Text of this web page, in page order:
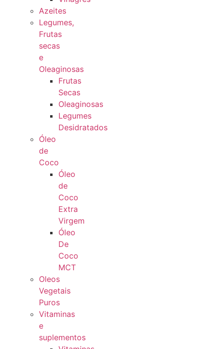
Azeites
Legumes,
Frutas
secas
e
Oleaginosas
Frutas
Secas
Oleaginosas
Legumes
Desidratados
Óleo
de
Coco
Óleo
de
Coco
Extra
Virgem
Óleo
De
Coco
MCT
Oleos
Vegetais
Puros
Vitaminas
e
suplementos